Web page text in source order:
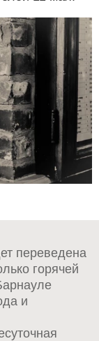
переведена
горячей
и